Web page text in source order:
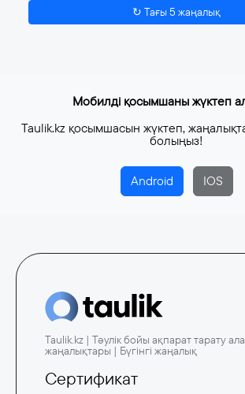
жұмыс істейді
↻ Тағы 5 жаңалық
Мобилді қосымшаны жүктеп
Taulik.kz қосымшасын жүктеп,
болыңыз!
Android IOS
Taulik.kz | Тәулік бойы ақпарат тарату
жаңалықтары | Бүгінгі жаңалық
Сертификат